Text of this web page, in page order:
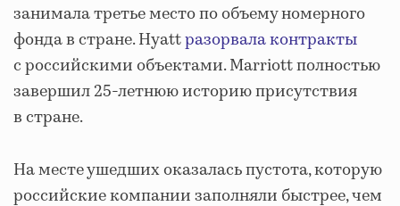
занимала третье место по объему номерного
фонда в стране. Hyattразорвала контракты
с российскими объектами. Marriott полностью
завершил 25-летнюю историю присутствия
в стране.
На месте ушедших оказалась пустота, которую
российские компании заполняли быстрее, чем